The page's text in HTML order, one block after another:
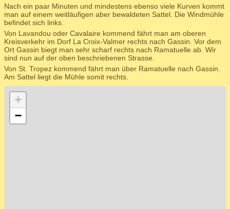
Nach ein paar Minuten und mindestens ebenso viele Kurven kommt
man auf einem weitläufigen aber bewaldeten Sattel. Die Windmühle
befindet sich links.
Von Lavandou oder Cavalaire kommend fährt man am oberen
Kreisverkehr im Dorf La Croix-Valmer rechts nach Gassin. Vor dem
Ort Gassin biegt man sehr scharf rechts nach Ramatuelle ab. Wir
sind nun auf der oben beschriebenen Strasse.
Von St. Tropez kommend fährt man über Ramatuelle nach Gassin.
Am Sattel liegt die Mühle somit rechts.
+
−